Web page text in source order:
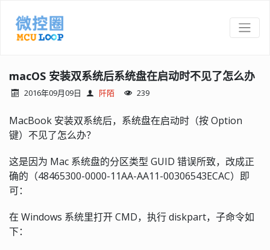
macOS 安装双系统后系统盘在启动时不见了怎么办
2016年09月09日 阡陌 239
MacBook 安装双系统后，系统盘在启动时（按 Option
键）不见了怎么办？
这是因为 Mac 系统盘的分区类型 GUID 错误所致，改成正
确的（48465300-0000-11AA-AA11-00306543ECAC）即
可：
在 Windows 系统里打开 CMD，执行 diskpart，子命令如
下：